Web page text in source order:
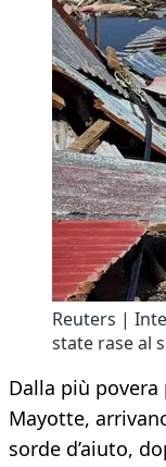
Reuters |
state rase al
Dalla più povera
Mayotte,
sorde d’aiuto,